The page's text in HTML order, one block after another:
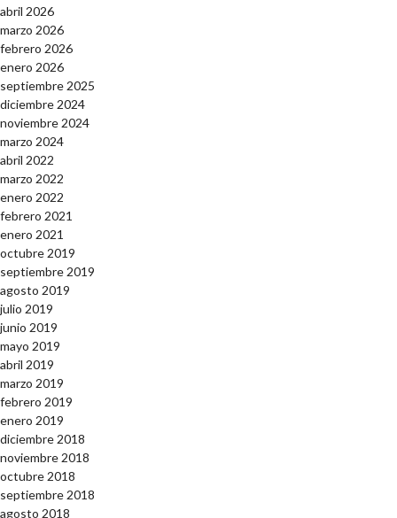
abril 2026
marzo 2026
febrero 2026
enero 2026
septiembre 2025
diciembre 2024
noviembre 2024
marzo 2024
abril 2022
marzo 2022
enero 2022
febrero 2021
enero 2021
octubre 2019
septiembre 2019
agosto 2019
julio 2019
junio 2019
mayo 2019
abril 2019
marzo 2019
febrero 2019
enero 2019
diciembre 2018
noviembre 2018
octubre 2018
septiembre 2018
agosto 2018